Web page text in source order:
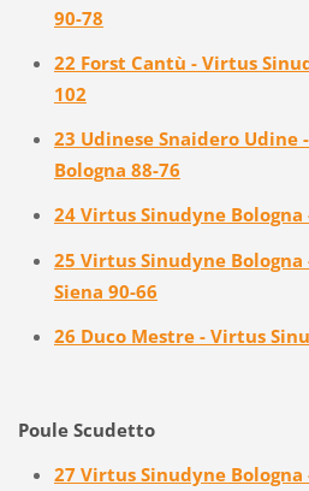
90-78
22 Forst Cantù - Virtus
102
23 Udinese Snaidero Udine
Bologna 88-76
24 Virtus Sinudyne Bologna
25 Virtus Sinudyne Bologna
Siena 90-66
26 Duco Mestre - Virtus
Poule Scudetto
27 Virtus Sinudyne